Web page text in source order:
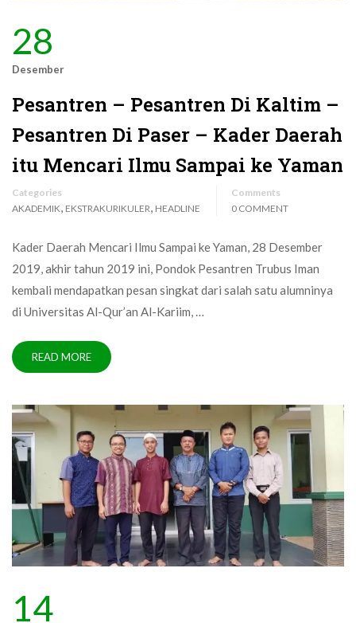
28
Desember
Pesantren – Pesantren Di Kaltim –
Pesantren Di Paser – Kader Daerah
itu Mencari Ilmu Sampai ke Yaman
Categories
AKADEMIK, EKSTRAKURIKULER, HEADLINE
Comments
0 COMMENT
Kader Daerah Mencari Ilmu Sampai ke Yaman, 28 Desember
2019, akhir tahun 2019 ini, Pondok Pesantren Trubus Iman
kembali mendapatkan pesan singkat dari salah satu alumninya
di Universitas Al-Qur’an Al-Kariim, …
READ MORE
14